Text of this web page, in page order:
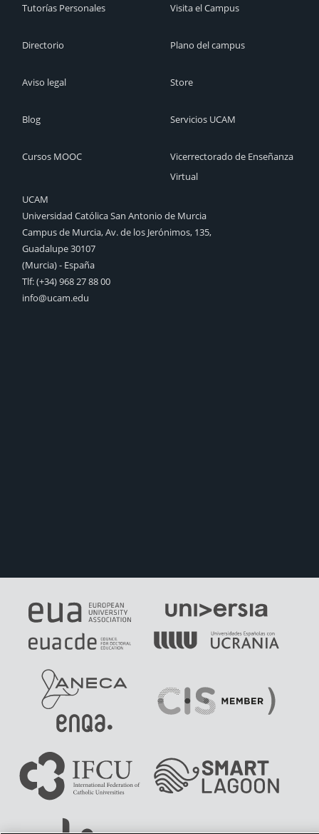
Tutorías Personales
Directorio
Aviso legal
Blog
Cursos MOOC
Visita el Campus
Plano del campus
Store
Servicios UCAM
Vicerrectorado de Enseñanza
Virtual
UCAM
Universidad Católica San Antonio de Murcia
Campus de Murcia, Av. de los Jerónimos, 135,
Guadalupe 30107
(Murcia) - España
Tlf:(+34) 968 27 88 00
info@ucam.edu